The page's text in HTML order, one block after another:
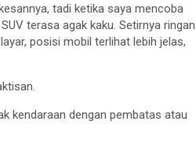
tadi ketika saya mencoba
terasa agak kaku. Setirnya ringan
posisi mobil terlihat lebih jelas,
kendaraan dengan pembatas atau